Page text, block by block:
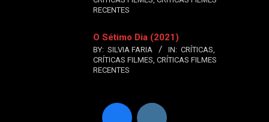
RECENTES
O Sétimo Dia (2021)
BY: SILVIA FARIA IN: CRÍTICAS
CRÍTICAS FILMES CRÍTICAS FILMES
RECENTES